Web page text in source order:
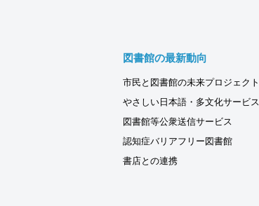
図書館の最新動向
市民と図書館の未来プロジェクト
やさしい日本語・多文化サービス
図書館等公衆送信サービス
認知症バリアフリー図書館
書店との連携